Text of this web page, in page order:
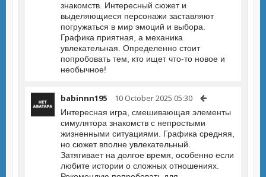
знакомств. Интересный сюжет и
выделяющиеся персонажи заставляют
погружаться в мир эмоций и выбора.
Графика приятная, а механика
увлекательная. Определенно стоит
попробовать тем, кто ищет что-то новое и
необычное!
babinnn195 10 October 2025 05:30
Интересная игра, смешивающая элементы
симулятора знакомств с непростыми
жизненными ситуациями. Графика средняя,
но сюжет вполне увлекательный.
Затягивает на долгое время, особенно если
любите истории о сложных отношениях.